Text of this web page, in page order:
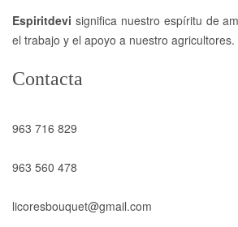
Espiritdevi significa nuestro espíritu de
el trabajo y el apoyo a nuestro agricultores.
Contacta
963 716 829
963 560 478
licoresbouquet@gmail.com